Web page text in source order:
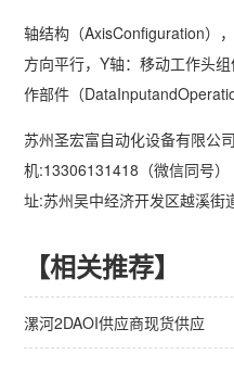
轴结构（AxisConfiguration）
方向平行，Y轴：移动工作头
作部件（
苏州圣宏富自动化设备有限公
机:13306131418（微信同号
址:苏州吴中经济开发区越溪街
【相关推荐】
漯河2DAOI供应商现货供应